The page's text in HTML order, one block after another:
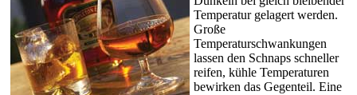
Temperatur gelagert werden.
Große
Temperaturschwankungen
lassen den Schnaps schneller
reifen, kühle Temperaturen
bewirken das Gegenteil. Eine